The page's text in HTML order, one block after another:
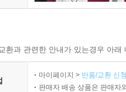
환과 관련한 안내가 있는경우 아
마이페이지 > 반품/교환 신
판매자 배송 상품은 판매자